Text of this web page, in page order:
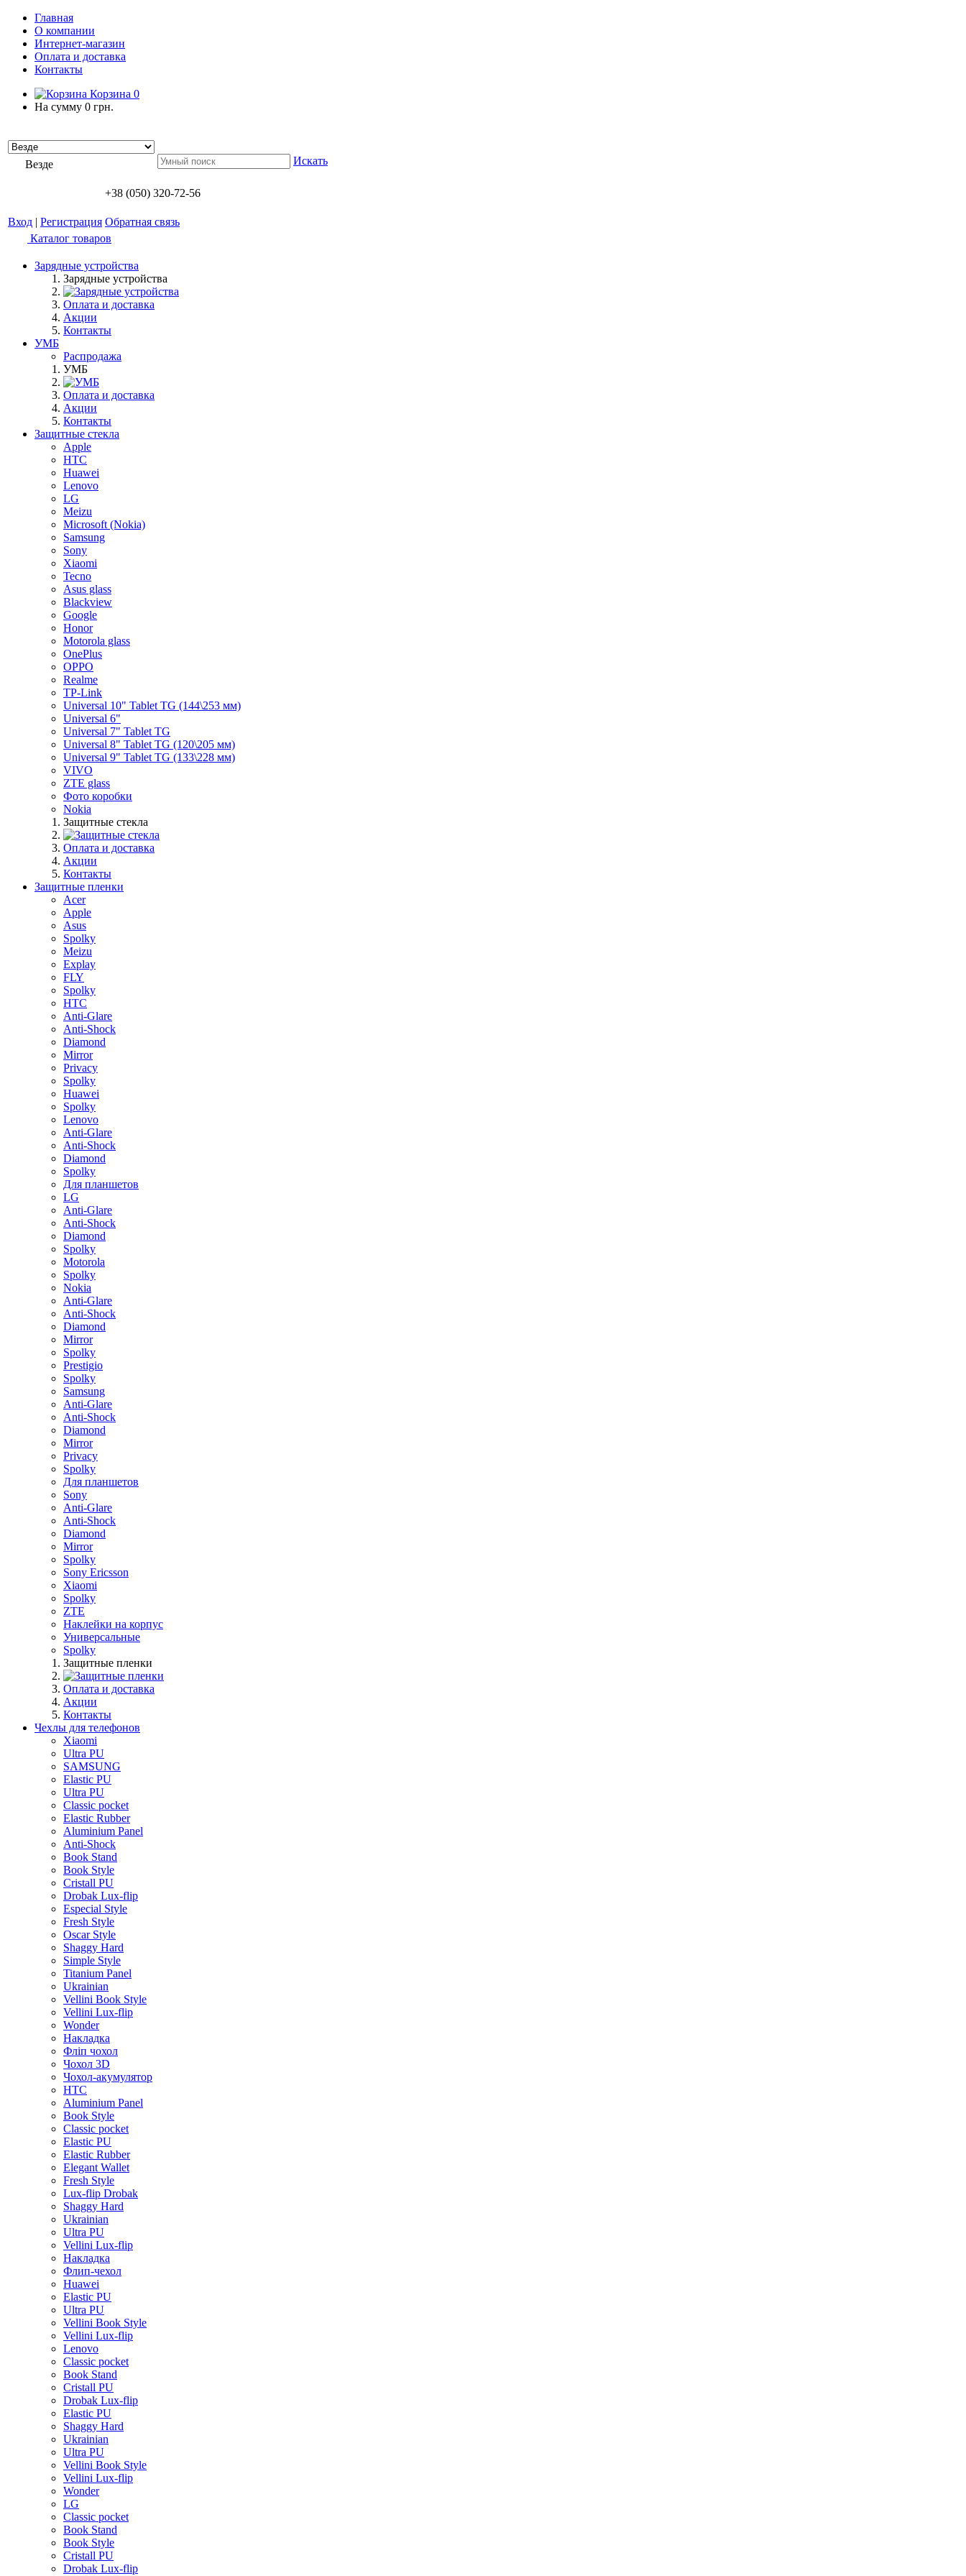
Главная
О компании
Интернет-магазин
Оплата и доставка
Контакты
Корзина 0
На сумму 0 грн.
Везде Искать
+38 (050) 320-72-56
Вход | Регистрация Обратная связь
Каталог товаров
Зарядные устройства
Зарядные устройства
Оплата и доставка
Акции
Контакты
УМБ
Распродажа
УМБ
Оплата и доставка
Акции
Контакты
Защитные стекла
Apple
HTC
Huawei
Lenovo
LG
Meizu
Microsoft (Nokia)
Samsung
Sony
Xiaomi
Tecno
Asus glass
Blackview
Google
Honor
Motorola glass
OnePlus
OPPO
Realme
TP-Link
Universal 10" Tablet TG (144\253 мм)
Universal 6"
Universal 7" Tablet TG
Universal 8" Tablet TG (120\205 мм)
Universal 9" Tablet TG (133\228 мм)
VIVO
ZTE glass
Фото коробки
Nokia
Защитные стекла
Оплата и доставка
Акции
Контакты
Защитные пленки
Acer
Apple
Asus
Spolky
Meizu
Explay
FLY
Spolky
HTC
Anti-Glare
Anti-Shock
Diamond
Mirror
Privacy
Spolky
Huawei
Spolky
Lenovo
Anti-Glare
Anti-Shock
Diamond
Spolky
Для планшетов
LG
Anti-Glare
Anti-Shock
Diamond
Spolky
Motorola
Spolky
Nokia
Anti-Glare
Anti-Shock
Diamond
Mirror
Spolky
Prestigio
Spolky
Samsung
Anti-Glare
Anti-Shock
Diamond
Mirror
Privacy
Spolky
Для планшетов
Sony
Anti-Glare
Anti-Shock
Diamond
Mirror
Spolky
Sony Ericsson
Xiaomi
Spolky
ZTE
Наклейки на корпус
Универсальные
Spolky
Защитные пленки
Оплата и доставка
Акции
Контакты
Чехлы для телефонов
Xiaomi
Ultra PU
SAMSUNG
Elastic PU
Ultra PU
Classic pocket
Elastic Rubber
Aluminium Panel
Anti-Shock
Book Stand
Book Style
Cristall PU
Drobak Lux-flip
Especial Style
Fresh Style
Oscar Style
Shaggy Hard
Simple Style
Titanium Panel
Ukrainian
Vellini Book Style
Vellini Lux-flip
Wonder
Накладка
Фліп чохол
Чохол 3D
Чохол-акумулятор
HTC
Aluminium Panel
Book Style
Classic pocket
Elastic PU
Elastic Rubber
Elegant Wallet
Fresh Style
Lux-flip Drobak
Shaggy Hard
Ukrainian
Ultra PU
Vellini Lux-flip
Накладка
Флип-чехол
Huawei
Elastic PU
Ultra PU
Vellini Book Style
Vellini Lux-flip
Lenovo
Classic pocket
Book Stand
Cristall PU
Drobak Lux-flip
Elastic PU
Shaggy Hard
Ukrainian
Ultra PU
Vellini Book Style
Vellini Lux-flip
Wonder
LG
Classic pocket
Book Stand
Book Style
Cristall PU
Drobak Lux-flip